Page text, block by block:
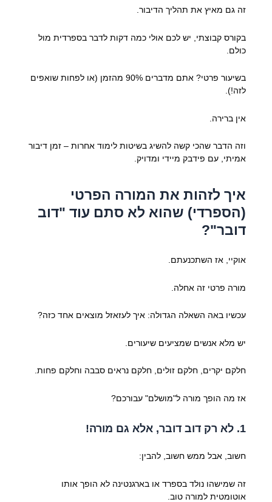
זה גם מאיץ את תהליך הדיבור.
בקורס קבוצתי, יש לכם אולי כמה דקות לדבר בספרדית מול
כולם.
בשיעור פרטי? אתם מדברים 90% מהזמן (או לפחות שואפים
לזה!).
אין ברירה.
וזה הדבר שהכי קשה להשיג בשיטות לימוד אחרות – זמן דיבור
אמיתי, עם פידבק מיידי ומדויק.
איך לזהות את המורה הפרטי
(הספרדי) שהוא לא סתם עוד "דוב
דובר"?
אוקיי, אז השתכנעתם.
מורה פרטי זה אחלה.
עכשיו באה השאלה הגדולה: איך לעזאזל מוצאים אחד כזה?
יש מלא אנשים שמציעים שיעורים.
חלקם יקרים, חלקם זולים, חלקם נראים סבבה וחלקם פחות.
אז מה הופך מורה ל"מושלם" עבורכם?
1. לא רק דוב דובר, אלא גם מורה!
חשוב, אבל ממש חשוב, להבין:
זה שמישהו נולד בספרד או בארגנטינה לא הופך אותו
אוטומטית למורה טוב.